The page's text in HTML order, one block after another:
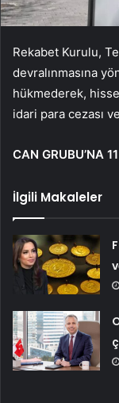
Rekabet Kurulu,
devralınmasına
hükmederek,
idari para cezası
CAN GRUBU’NA
İlgili Makaleler